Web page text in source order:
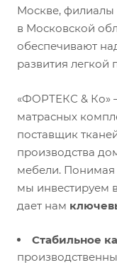
Москве,
в Московской
обеспечивают
развития
«ФОРТЕКС & Ко»
матрасных
поставщик
производства
мебели. Понимая
мы инвестируем
дает нам
Стабильное